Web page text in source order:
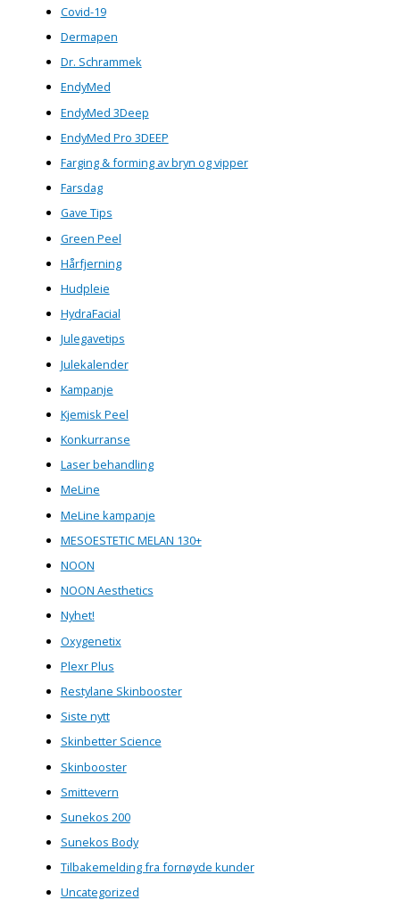
Covid-19
Dermapen
Dr. Schrammek
EndyMed
EndyMed 3Deep
EndyMed Pro 3DEEP
Farging & forming av bryn og vipper
Farsdag
Gave Tips
Green Peel
Hårfjerning
Hudpleie
HydraFacial
Julegavetips
Julekalender
Kampanje
Kjemisk Peel
Konkurranse
Laser behandling
MeLine
MeLine kampanje
MESOESTETIC MELAN 130+
NOON
NOON Aesthetics
Nyhet!
Oxygenetix
Plexr Plus
Restylane Skinbooster
Siste nytt
Skinbetter Science
Skinbooster
Smittevern
Sunekos 200
Sunekos Body
Tilbakemelding fra fornøyde kunder
Uncategorized